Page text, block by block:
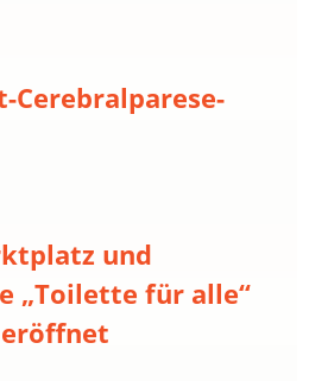
Cerebralparese-
und
„Toilette für alle“